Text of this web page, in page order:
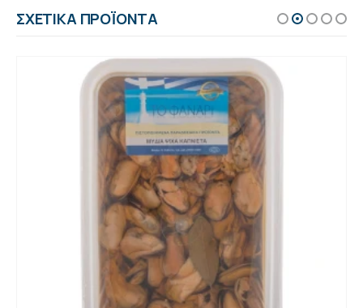
ΣΧΕΤΙΚΆ ΠΡΟΪΌΝΤΑ